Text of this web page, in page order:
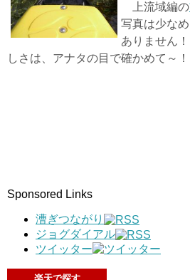
上流域編の
写真は少な
ありません
しさは、アナタの目で確かめて～！
Sponsored Links
漕ぎつながり
ジョグダイアル
ツイッター